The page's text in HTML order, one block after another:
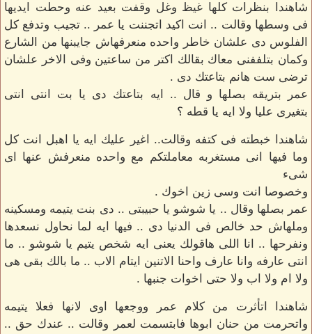
شاهندا بنظرات كلها غيظ وغل وقفت بعيد عنه وحطت ايديها
فى وسطها وقالت .. انت اكيد اتجننت يا عمر .. تجيب وتدفع كل
الفلوس دى علشان خاطر واحده منعرفهاش جايبنها من الشارع
وكمان بتلففنى معاك بقالك اكتر من ساعتين وفى الاخر علشان
ترضى ست هانم بتاعتك دى .
عمر بتريقه بصلها و قال .. ايه بتاعتك دى يا بت انتى انتى
بتغيرى عليا ولا ايه يا قطه ؟
شاهندا خبطته فى كتفه وقالت.. اغير عليك ايه يا اهبل انت كل
وما فيها انى مستغربه معاملتكم مع واحده منعرفش عنها اى
شىء
وخصوصا انت وسى زين اخوك .
عمر بصلها وقال .. يا شوشو يا حبيبتى .. دى بنت يتيمه ومسكينه
وملهاش حد خالص فى الدنيا دى .. فيها ايه لما نحاول نسعدها
ونفرحها .. انا اللى هاقولك يعنى ايه شخص يتيم يا شوشو .. ما
انتى عارفه وانا عارف واحنا الاتنين ايتام الاب .. ما بالك بقى هى
ولا ام ولا اب ولا حتى اخوات جنبها .
شاهندا اتأثرت من كلام عمر ووجعها اوى لانها فعلا يتيمه
واتحرمت من حنان ابوها فابتسمت لعمر وقالت .. عندك حق ..